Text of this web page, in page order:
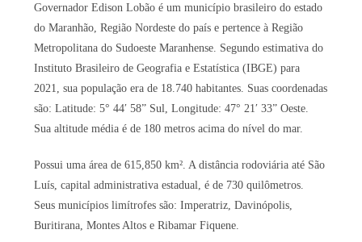
Governador Edison Lobão é um município brasileiro do estado
do Maranhão, Região Nordeste do país e pertence à Região
Metropolitana do Sudoeste Maranhense. Segundo estimativa do
Instituto Brasileiro de Geografia e Estatística (IBGE) para
2021, sua população era de 18.740 habitantes. Suas coordenadas
são: Latitude: 5° 44′ 58” Sul, Longitude: 47° 21′ 33” Oeste.
Sua altitude média é de 180 metros acima do nível do mar.
Possui uma área de 615,850 km². A distância rodoviária até São
Luís, capital administrativa estadual, é de 730 quilômetros.
Seus municípios limítrofes são: Imperatriz, Davinópolis,
Buritirana, Montes Altos e Ribamar Fiquene.